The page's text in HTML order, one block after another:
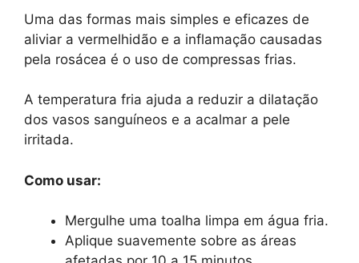
Uma das formas mais simples e eficazes de
aliviar a vermelhidão e a inflamação causadas
pela rosácea é o uso de compressas frias.
A temperatura fria ajuda a reduzir a dilatação
dos vasos sanguíneos e a acalmar a pele
irritada.
Como usar:
Mergulhe uma toalha limpa em água fria.
Aplique suavemente sobre as áreas